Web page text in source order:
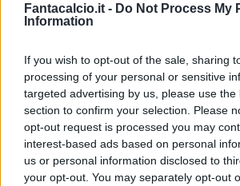
Fantacalcio.it - Do Not Process My
Information
If you wish to opt-out of the sale, sharing
processing of your personal or sensitive
targeted advertising by us, please use the
section to confirm your selection. Please
opt-out request is processed you may
interest-based ads based on personal
us or personal information disclosed to
your opt-out. You may separately opt-out
Classic